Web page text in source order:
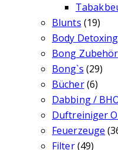
Blunts (19)
Body Detoxing
Bong Zubehör
Bong`s (29)
Bücher(6)
Dabbing /
Duftreiniger
Feuerzeuge
Filter(49)